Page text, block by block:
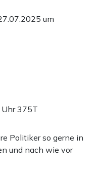
um
Uhr375T
Politiker so gerne in
und nach wie vor